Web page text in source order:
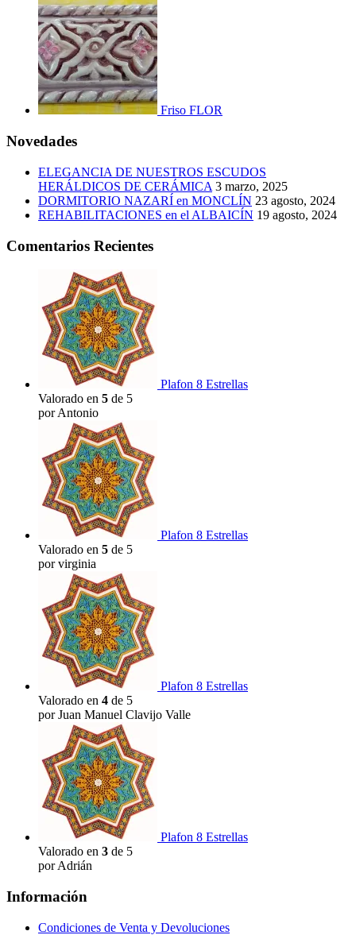
Friso FLOR
Novedades
ELEGANCIA DE NUESTROS ESCUDOS
HERÁLDICOS DE CERÁMICA 3 marzo, 2025
DORMITORIO NAZARÍ en MONCLÍN 23 agosto, 2024
REHABILITACIONES en el ALBAICÍN 19 agosto, 2024
Comentarios Recientes
Plafon 8 Estrellas
Valorado en 5 de 5
por Antonio
Plafon 8 Estrellas
Valorado en 5 de 5
por virginia
Plafon 8 Estrellas
Valorado en 4 de 5
por Juan Manuel Clavijo Valle
Plafon 8 Estrellas
Valorado en 3 de 5
por Adrián
Información
Condiciones de Venta y Devoluciones